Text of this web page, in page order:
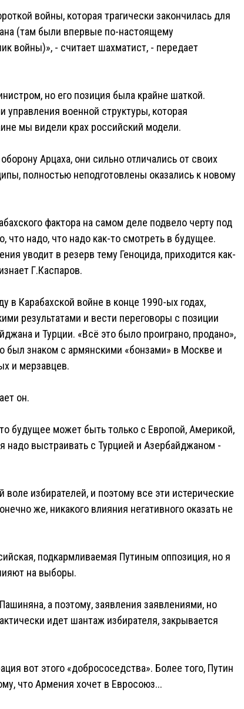
войны, которая трагически закончилась для
(там были впервые по-настоящему
войны)», - считает шахматист, - передает
но его позиция была крайне шаткой.
управления военной структуры, которая
мы видели крах российский модели.
Арцаха, они сильно отличались от своих
полностью неподготовлены оказались к новому
фактора на самом деле подвело черту под
что надо, что надо как-то смотреть в будущее.
уводит в резерв тему Геноцида, приходится как-
Г.Каспаров.
Карабахской войне в конце 1990-ых годах,
результатами и вести переговоры с позиции
и Турции. «Всё это было проиграно, продано»,
был знаком с армянскими «бонзами» в Москве и
и мерзавцев.
он.
будущее может быть только с Европой, Америкой,
надо выстраивать с Турцией и Азербайджаном -
избирателей, и поэтому все эти истерические
же, никакого влияния негативного оказать не
подкармливаемая Путиным оппозиция, но я
на выборы.
а поэтому, заявления заявлениями, но
идет шантаж избирателя, закрывается
вот этого «добрососедства». Более того, Путин
что Армения хочет в Евросоюз...